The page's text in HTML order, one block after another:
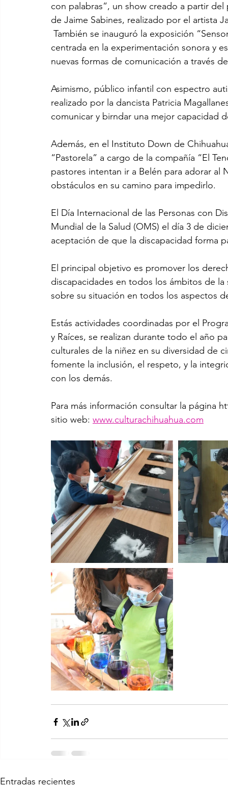
con palabras”, un show creado a partir
de Jaime Sabines, realizado por el artista
centrada en la experimentación sonora y
nuevas formas de comunicación a través
Asimismo, público infantil con espectro
realizado por la dancista Patricia
comunicar y birndar una mejor capacidad
Además, en el Instituto Down de
“Pastorela” a cargo de la compañía “El
pastores intentan ir a Belén para adorar
obstáculos en su camino para impedirlo.
El Día Internacional de las Personas con
Mundial de la Salud (OMS) el día 3 de
aceptación de que la discapacidad forma
El principal objetivo es promover los
discapacidades en todos los ámbitos de
sobre su situación en todos los aspectos
Estás actividades coordinadas por el
y Raíces, se realizan durante todo el año
culturales de la niñez en su diversidad de
fomente la inclusión, el respeto, y la
con los demás.
Para más información consultar la página
sitio web: www.culturachihuahua.com
Entradas recientes